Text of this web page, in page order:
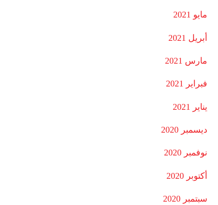
مايو 2021
أبريل 2021
مارس 2021
فبراير 2021
يناير 2021
ديسمبر 2020
نوفمبر 2020
أكتوبر 2020
سبتمبر 2020